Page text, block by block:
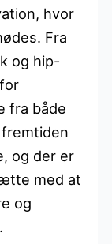
hvor
Fra
og hip-
fra både
og der er
med at
og